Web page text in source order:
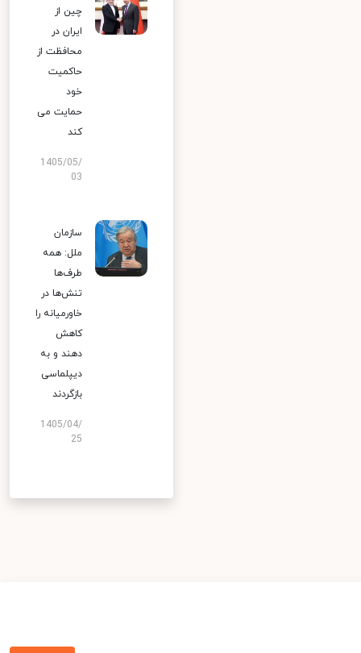
چین از
ایران در
محافظت از
حاکمیت
خود
حمایت می
کند
1405/05/
03
سازمان
ملل: همه
طرف‌ها
تنش‌ها در
خاورمیانه را
کاهش
دهند و به
دیپلماسی
بازگردند
1405/04/
25